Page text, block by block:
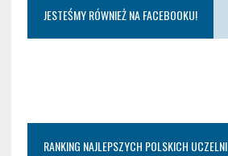
JESTEŚMY RÓWNIEŻ NA FACEBOOKU!
RANKING NAJLEPSZYCH POLSKICH UCZELNI